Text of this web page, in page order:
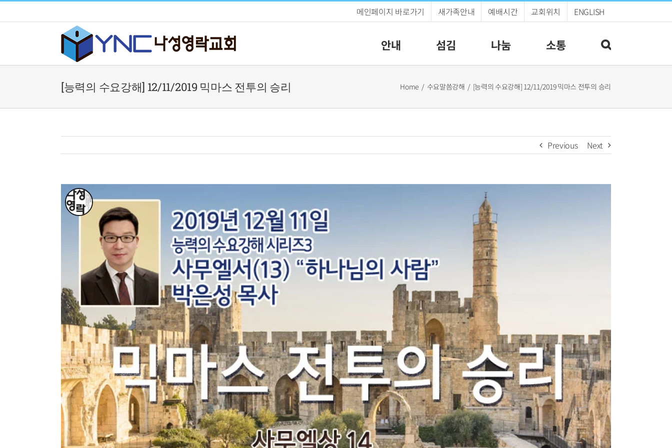
to
메인페이지 바로가기 새가족안내 예배시간 교회위치 ENGLISH
안내 섬김 나눔 소통
[능력의 수요강해] 12/11/2019 믹마스 전투의 승리 Home 수요말씀강해 [능력의 수요강해] 12/11/2019 믹마스 전투의 승리
Previous Next